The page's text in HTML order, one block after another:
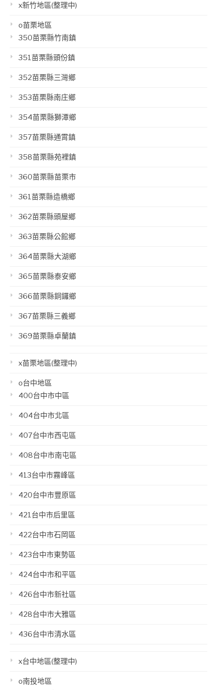
x新竹地區(整理中)
o苗栗地區
350苗栗縣竹南鎮
351苗栗縣頭份鎮
352苗栗縣三灣鄉
353苗栗縣南庄鄉
354苗栗縣獅潭鄉
357苗栗縣通霄鎮
358苗栗縣苑裡鎮
360苗栗縣苗栗市
361苗栗縣造橋鄉
362苗栗縣頭屋鄉
363苗栗縣公館鄉
364苗栗縣大湖鄉
365苗栗縣泰安鄉
366苗栗縣銅鑼鄉
367苗栗縣三義鄉
369苗栗縣卓蘭鎮
x苗栗地區(整理中)
o台中地區
400台中市中區
404台中市北區
407台中市西屯區
408台中市南屯區
413台中市霧峰區
420台中市豐原區
421台中市后里區
422台中市石岡區
423台中市東勢區
424台中市和平區
426台中市新社區
428台中市大雅區
436台中市清水區
x台中地區(整理中)
o南投地區